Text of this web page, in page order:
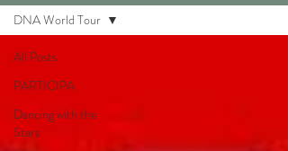
All Posts
PARTICIPA
Dancing with the
Stars
DNA World Tour